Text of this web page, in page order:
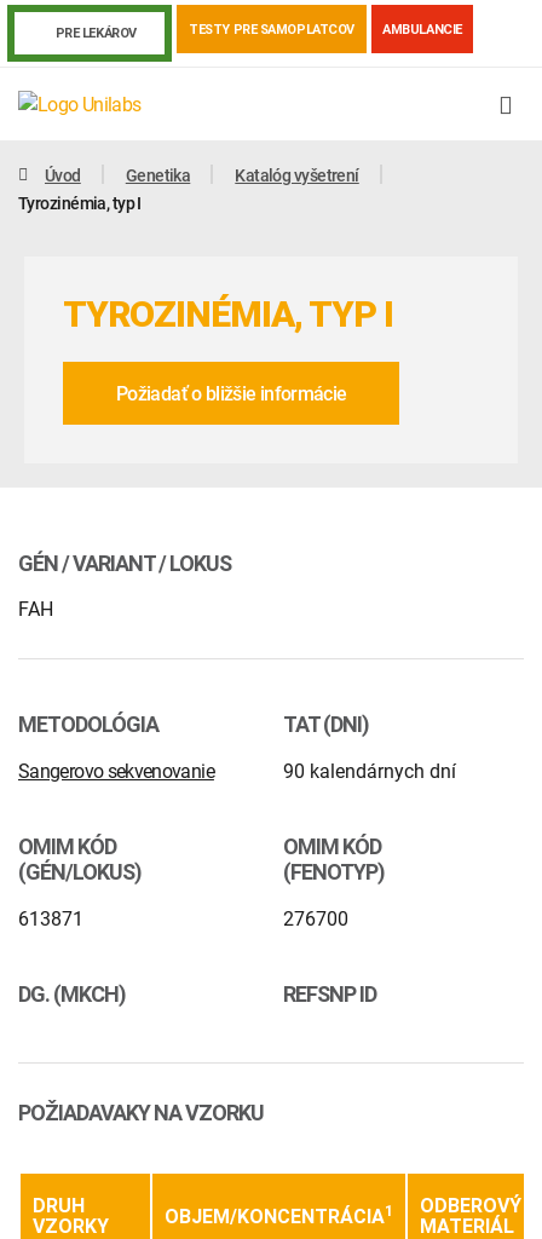
PRE LEKÁROV TESTY PRE SAMOPLATCOV AMBULANCIE
INTOLERANCIA POTRAVÍN
Human papillomavirus (HPV)
Úvod Genetika
Katalóg vyšetrení
Tyrozinémia, typ I
TYROZINÉMIA, TYP I
Požiadať o bližšie informácie
GÉN / VARIANT / LOKUS
FAH
METODOLÓGIA
Sangerovo sekvenovanie
TAT (DNI)
90 kalendárnych dní
OMIM KÓD
(GÉN/LOKUS)
613871
OMIM KÓD
(FENOTYP)
276700
DG. (MKCH) REFSNP ID
POŽIADAVAKY NA VZORKU
DRUH
VZORKY
OBJEM/KONCENTRÁCIA1
ODBEROVÝ
MATERIÁL